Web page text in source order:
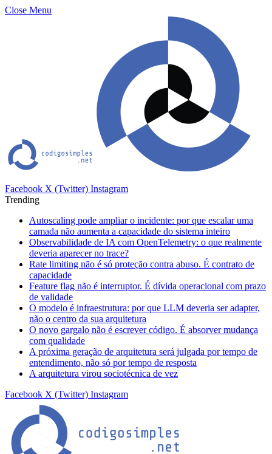
Close Menu
Facebook X (Twitter) Instagram
Trending
Autoscaling pode ampliar o incidente: por que escalar uma
camada não aumenta a capacidade do sistema inteiro
Observabilidade de IA com OpenTelemetry: o que realmente
deveria aparecer no trace?
Rate limiting não é só proteção contra abuso. É contrato de
capacidade
Feature flag não é interruptor. É dívida operacional com prazo
de validade
O modelo é infraestrutura: por que LLM deveria ser adapter,
não o centro da sua arquitetura
O novo gargalo não é escrever código. É absorver mudança
com qualidade
A próxima geração de arquitetura será julgada por tempo de
entendimento, não só por tempo de resposta
A arquitetura virou sociotécnica de vez
Facebook X (Twitter) Instagram